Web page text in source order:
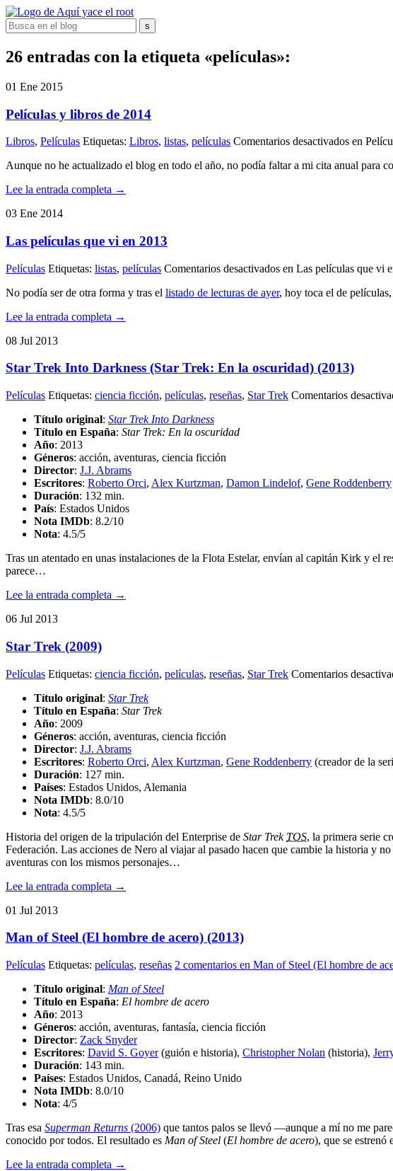
26 entradas con la etiqueta «películas»:
01 Ene 2015
Películas y libros de 2014
Libros, Películas Etiquetas: Libros, listas, películas Comentarios desactivados en
Aunque no he actualizado el blog en todo el año, no podía faltar a mi cita anual para
Lee la entrada completa →
03 Ene 2014
Las películas que vi en 2013
Películas Etiquetas: listas, películas Comentarios desactivados en Las películas que vi
No podía ser de otra forma y tras el listado de lecturas de ayer, hoy toca el de
Lee la entrada completa →
08 Jul 2013
Star Trek Into Darkness (Star Trek: En la oscuridad) (2013)
Películas Etiquetas: ciencia ficción, películas, reseñas, Star Trek Comentarios
Título original: Star Trek Into Darkness
Título en España: Star Trek: En la oscuridad
Año: 2013
Géneros: acción, aventuras, ciencia ficción
Director: J.J. Abrams
Escritores: Roberto Orci, Alex Kurtzman, Damon Lindelof, Gene Roddenberry
Duración: 132 min.
País: Estados Unidos
Nota IMDb: 8.2/10
Nota: 4.5/5
Tras un atentado en unas instalaciones de la Flota Estelar, envían al capitán Kirk y el
parece…
Lee la entrada completa →
06 Jul 2013
Star Trek (2009)
Películas Etiquetas: ciencia ficción, películas, reseñas, Star Trek Comentarios
Título original: Star Trek
Título en España: Star Trek
Año: 2009
Géneros: acción, aventuras, ciencia ficción
Director: J.J. Abrams
Escritores: Roberto Orci, Alex Kurtzman, Gene Roddenberry (creador de la
Duración: 127 min.
Países: Estados Unidos, Alemania
Nota IMDb: 8.0/10
Nota: 4.5/5
Historia del origen de la tripulación del Enterprise de Star Trek TOS, la primera serie
Federación. Las acciones de Nero al viajar al pasado hacen que cambie la historia y
aventuras con los mismos personajes…
Lee la entrada completa →
01 Jul 2013
Man of Steel (El hombre de acero) (2013)
Películas Etiquetas: películas, reseñas 2 comentarios en Man of Steel (El hombre de
Título original: Man of Steel
Título en España: El hombre de acero
Año: 2013
Géneros: acción, aventuras, fantasía, ciencia ficción
Director: Zack Snyder
Escritores: David S. Goyer(guión e historia), Christopher Nolan (historia),
Duración: 143 min.
Países: Estados Unidos, Canadá, Reino Unido
Nota IMDb: 8.0/10
Nota: 4/5
Tras esa Superman Returns (2006) que tantos palos se llevó —aunque a mí no me
conocido por todos. El resultado es Man of Steel (El hombre de acero), que se estrenó
Lee la entrada completa →